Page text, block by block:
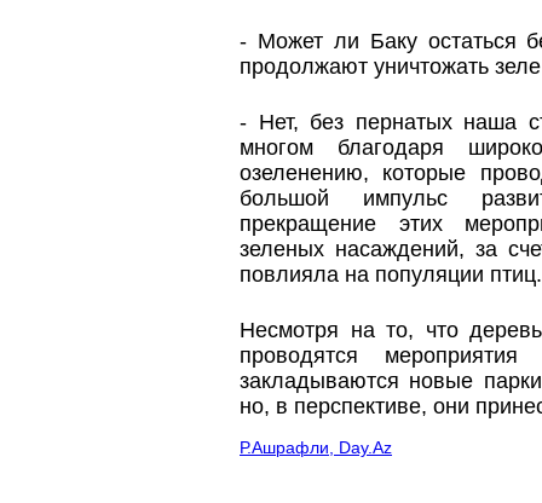
- Может ли Баку остаться
продолжают уничтожать
- Нет, без пернатых наша
многом благодаря
озеленению, которые
большой импульс
прекращение этих
зеленых насаждений, за
повлияла на популяции птиц.
Несмотря на то, что
проводятся
закладываются новые
но, в перспективе, они
Р.Ашрафли, Day.Az